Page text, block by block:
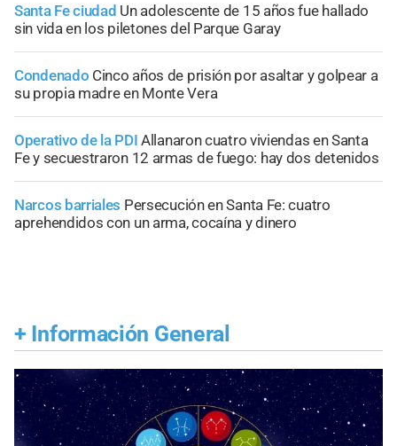
Santa Fe ciudad Un adolescente de 15 años fue hallado
sin vida en los piletones del Parque Garay
Condenado Cinco años de prisión por asaltar y golpear a
su propia madre en Monte Vera
Operativo de la PDI Allanaron cuatro viviendas en Santa
Fe y secuestraron 12 armas de fuego: hay dos detenidos
Narcos barriales Persecución en Santa Fe: cuatro
aprehendidos con un arma, cocaína y dinero
+ Información General